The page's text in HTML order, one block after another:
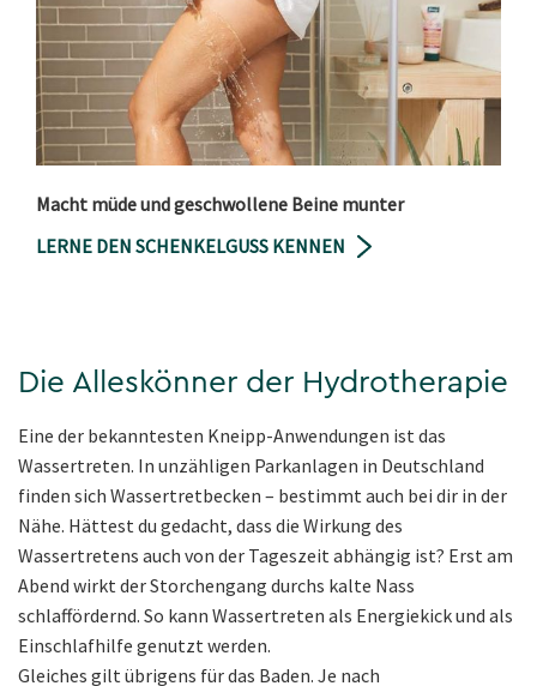
Macht müde und geschwollene Beine munter
LERNE DEN SCHENKELGUSS KENNEN
Die Alleskönner der Hydrotherapie
Eine der bekanntesten Kneipp-Anwendungen ist das
Wassertreten. In unzähligen Parkanlagen in Deutschland
finden sich Wassertretbecken – bestimmt auch bei dir in der
Nähe. Hättest du gedacht, dass die Wirkung des
Wassertretens auch von der Tageszeit abhängig ist? Erst am
Abend wirkt der Storchengang durchs kalte Nass
schlaffördernd. So kann Wassertreten als Energiekick und als
Einschlafhilfe genutzt werden.
Gleiches gilt übrigens für das Baden. Je nach